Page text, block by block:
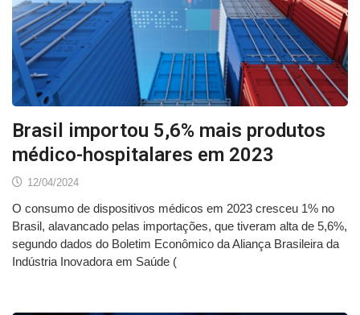
Brasil importou 5,6% mais produtos
médico-hospitalares em 2023
12/04/2024
O consumo de dispositivos médicos em 2023 cresceu 1% no
Brasil, alavancado pelas importações, que tiveram alta de 5,6%,
segundo dados do Boletim Econômico da Aliança Brasileira da
Indústria Inovadora em Saúde (